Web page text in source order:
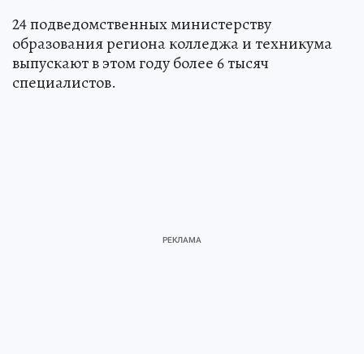
24 подведомственных министерству
образования региона колледжа и техникума
выпускают в этом году более 6 тысяч
специалистов.